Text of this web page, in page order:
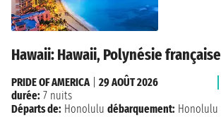
Hawaii: Hawaii, Polynésie française
PRIDE OF AMERICA| 29 AOÛT 2026
durée: 7 nuits
Départs de: Honolulu débarquement: Honolulu